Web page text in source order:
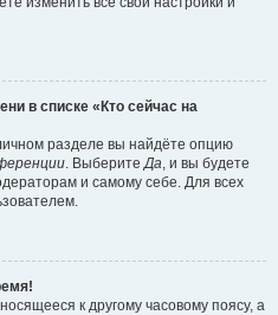
в списке «Кто сейчас на
разделе вы найдёте опцию
. ВыберитеДа, и вы будете
и самому себе. Для всех
к другому часовому поясу, а